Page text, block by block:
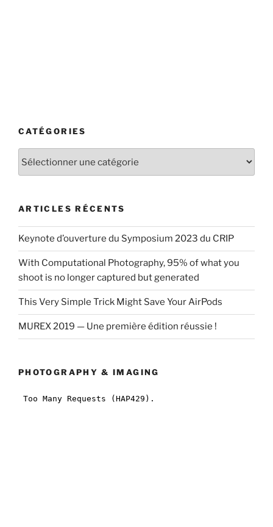
CATÉGORIES
ARTICLES RÉCENTS
Keynote d’ouverture du Symposium 2023 du CRIP
With Computational Photography, 95% of what you
shoot is no longer captured but generated
This Very Simple Trick Might Save Your AirPods
MUREX 2019 — Une première édition réussie !
PHOTOGRAPHY & IMAGING